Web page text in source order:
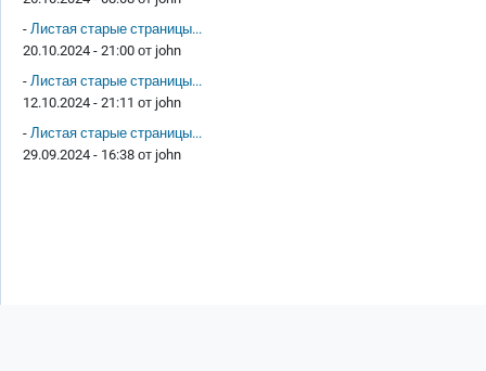
- Листая старые страницы...
20.10.2024 - 21:00 от john
- Листая старые страницы...
12.10.2024 - 21:11 от john
- Листая старые страницы...
29.09.2024 - 16:38 от john